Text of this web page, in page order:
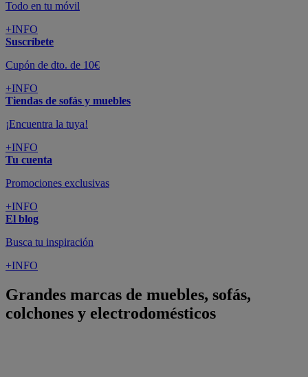
Todo en tu móvil
+INFO
Suscríbete
Cupón de dto. de 10€
+INFO
Tiendas de sofás y muebles
¡Encuentra la tuya!
+INFO
Tu cuenta
Promociones exclusivas
+INFO
El blog
Busca tu inspiración
+INFO
Grandes marcas de muebles, sofás,
colchones y electrodomésticos